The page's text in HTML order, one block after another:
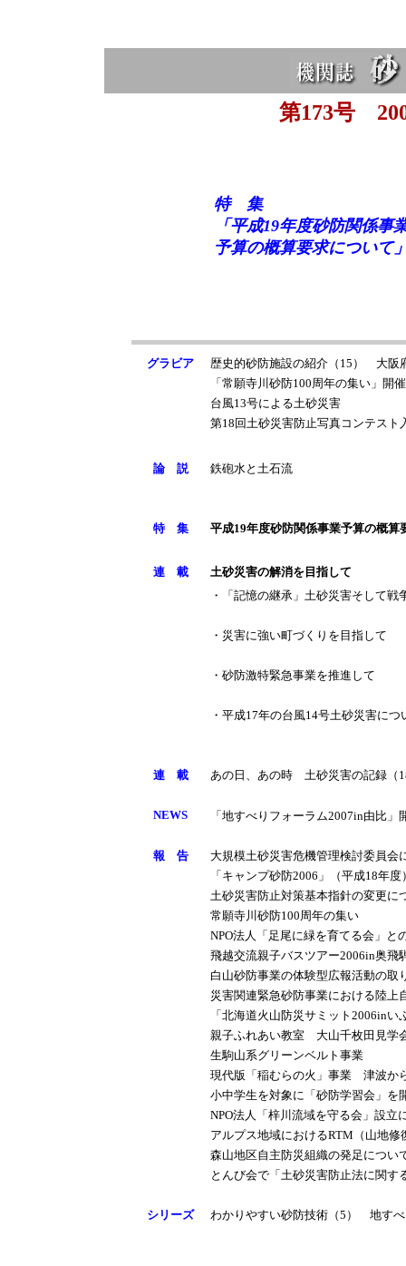
第173号
特 集
「平成19年度砂防関係事
予算の概算要求について
グラビア
歴史的砂防施設の紹介（15） 大阪
「常願寺川砂防100周年の集い」開
台風13号による土砂災害
第18回土砂災害防止写真コンテスト
論 説 鉄砲水と土石流
特 集 平成19年度砂防関係事業予算の概算
連 載
土砂災害の解消を目指して
・「記憶の継承」土砂災害そして戦
・災害に強い町づくりを目指して
・砂防激特緊急事業を推進して
・平成17年の台風14号土砂災害につ
連 載 あの日、あの時 土砂災害の記録（
NEWS 「地すべりフォーラム2007in由比」
報 告
大規模土砂災害危機管理検討委員会
「キャンプ砂防2006」（平成18年度
土砂災害防止対策基本指針の変更に
常願寺川砂防100周年の集い
NPO法人「足尾に緑を育てる会」と
飛越交流親子バスツアー2006in奥飛
白山砂防事業の体験型広報活動の取
災害関連緊急砂防事業における陸上
「北海道火山防災サミット2006inい
親子ふれあい教室 大山千枚田見学
生駒山系グリーンベルト事業
現代版「稲むらの火」事業 津波か
小中学生を対象に「砂防学習会」を
NPO法人「梓川流域を守る会」設立
アルプス地域におけるRTM（山地
森山地区自主防災組織の発足につい
とんび会で「土砂災害防止法に関す
シリーズ わかりやすい砂防技術（5） 地す